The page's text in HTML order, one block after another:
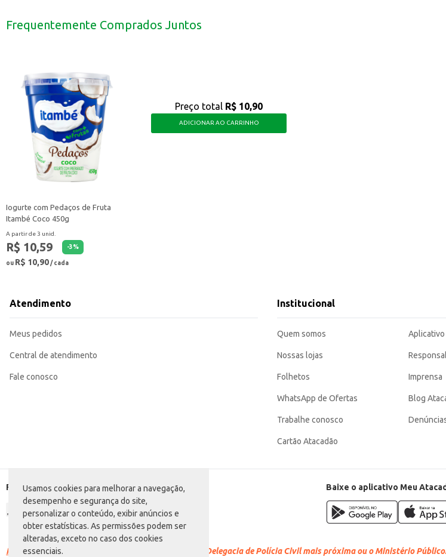
Usamos cookies para melhorar a navegação,
desempenho e segurança do site,
personalizar o conteúdo, exibir anúncios e
obter estatísticas. As permissões podem ser
alteradas, exceto no caso dos cookies
essenciais.
Perfeita para ser utilizada em lanchonetes e restaurantes.
Frequentemente Comprados Juntos
Iogurte com Pedaços de Fruta
Itambé Coco 450g
A partir de 3 unid.
R$ 10,59 -3%
ou R$ 10,90/ cada
Preço total R$ 10,90
ADICIONAR AO CARRINHO
Atendimento
Meus pedidos
Central de atendimento
Fale conosco
Institucional
Quem somos
Nossas lojas
Folhetos
WhatsApp de Ofertas
Trabalhe conosco
Cartão Atacadão
Aplicativo
Imprensa
Blog
Formas de pagamento Baixe o aplicativo Meu
Racismo é crime. Denuncie. Disque 100 ou procure a Delegacia de Polícia Civil mais próxima ou o Ministério